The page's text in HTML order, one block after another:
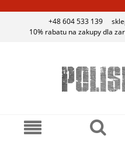
+48 604 533 139
10% rabatu na zakupy dla